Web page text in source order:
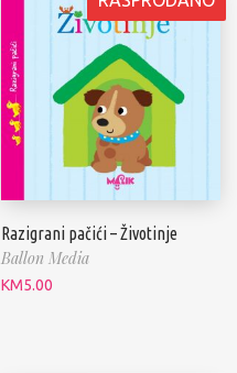
Razigrani pačići – Životinje
Ballon Media
KM5.00